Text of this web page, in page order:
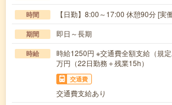
時間 【日勤】8:00～17:00 休憩90分 [実
期間 即日～長期
時給
時給1250円 ※交通費全額支給（規
万円（22日勤務＋残業15h）
交通費
交通費支給あり